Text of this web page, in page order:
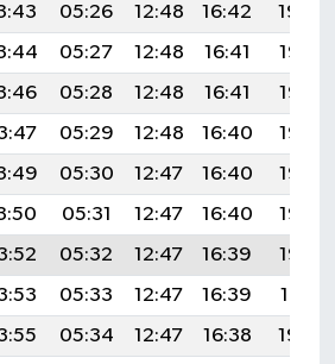
05:26 12:48 16:42
19:59
05:27 12:48 16:41
19:58
05:28 12:48 16:41
19:57
05:29 12:48 16:40
19:56
05:30 12:47 16:40
19:55
05:31 12:47 16:40
19:53
05:32 12:47 16:39
19:52
05:33 12:47 16:39
19:51
05:34 12:47 16:38
19:50